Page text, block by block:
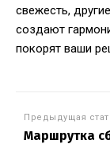
свежесть,
создают
покорят ваши
Предыдущая
Маршрутка